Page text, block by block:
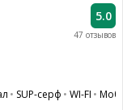
47 отзывов
5.0
SUP-серф WI-FI